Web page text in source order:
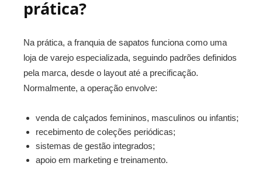
prática?
Na prática, a franquia de sapatos funciona como uma
loja de varejo especializada, seguindo padrões definidos
pela marca, desde o layout até a precificação.
Normalmente, a operação envolve:
venda de calçados femininos, masculinos ou infantis;
recebimento de coleções periódicas;
sistemas de gestão integrados;
apoio em marketing e treinamento.